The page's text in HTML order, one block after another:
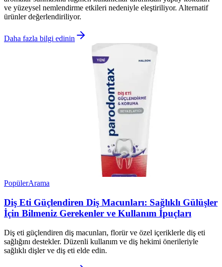
ve yüzeysel nemlendirme etkileri nedeniyle eleştiriliyor. Alternatif
ürünler değerlendiriliyor.
Daha fazla bilgi edinin
PopülerArama
Diş Eti Güçlendiren Diş Macunları: Sağlıklı Gülüşler
İçin Bilmeniz Gerekenler ve Kullanım İpuçları
Diş eti güçlendiren diş macunları, florür ve özel içeriklerle diş eti
sağlığını destekler. Düzenli kullanım ve diş hekimi önerileriyle
sağlıklı dişler ve diş eti elde edin.